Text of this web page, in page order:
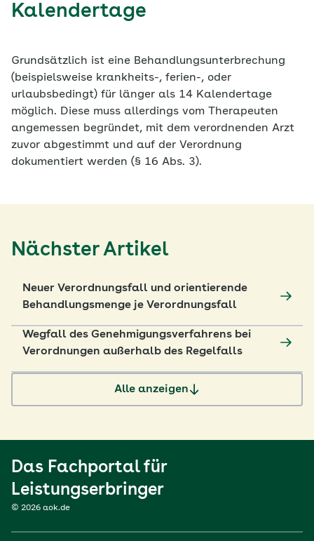
Kalendertage
Grundsätzlich ist eine Behandlungsunterbrechung
(beispielsweise krankheits-, ferien-, oder
urlaubsbedingt) für länger als 14 Kalendertage
möglich. Diese muss allerdings vom Therapeuten
angemessen begründet, mit dem verordnenden Arzt
zuvor abgestimmt und auf der Verordnung
dokumentiert werden (§ 16 Abs. 3).
Nächster Artikel
Neuer Verordnungsfall und orientierende
Behandlungsmenge je Verordnungsfall
Wegfall des Genehmigungsverfahrens bei
Verordnungen außerhalb des Regelfalls
Alle anzeigen
Das Fachportal für
Leistungserbringer
© 2026 aok.de